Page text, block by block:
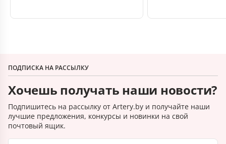
ПОДПИСКА НА РАССЫЛКУ
Хочешь получать наши новости?
Подпишитесь на рассылку от Artery.by и получайте наши
лучшие предложения, конкурсы и новинки на свой
почтовый ящик.